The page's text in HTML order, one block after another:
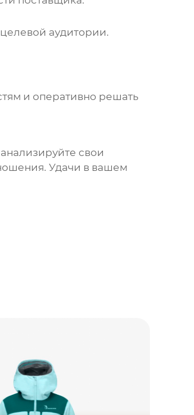
аудитории.
и оперативно решать
свои
Удачи в вашем